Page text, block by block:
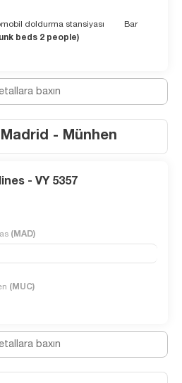
doldurma stansiyası
Bar
beds 2 people)
baxın
- Münhen
- VY 5357
(MAD)
(MUC)
baxın